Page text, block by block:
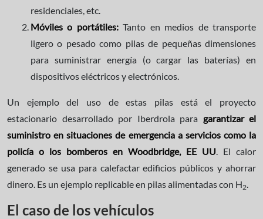
residenciales, etc.
Móviles o portátiles:Tanto en medios de transporte
ligero o pesado como pilas de pequeñas dimensiones
para suministrar energía (o cargar las baterías) en
dispositivos eléctricos y electrónicos.
Un ejemplo del uso de estas pilas está el proyecto
estacionario desarrollado por Iberdrola para garantizar el
suministro en situaciones de emergencia a servicios como la
policía o los bomberos en Woodbridge, EE UU. El calor
generado se usa para calefactar edificios públicos y ahorrar
dinero. Es un ejemplo replicable en pilas alimentadas con H2.
El caso de los vehículos